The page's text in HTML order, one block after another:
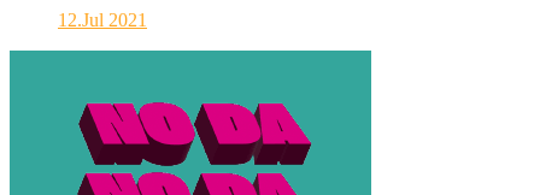
12.Jul 2021